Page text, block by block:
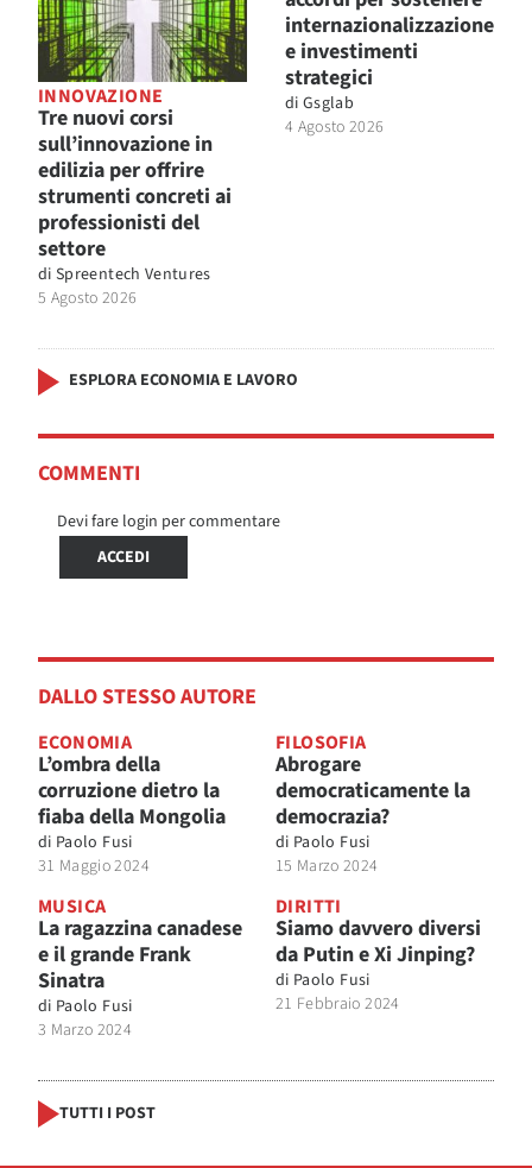
INNOVAZIONE
Tre nuovi corsi
sull’innovazione in
edilizia per offrire
strumenti concreti ai
professionisti del
settore
di Spreentech Ventures
5 Agosto 2026
internazionalizzazione
e investimenti
strategici
di Gsglab
4 Agosto 2026
ESPLORA ECONOMIA E LAVORO
COMMENTI
Devi fare login per commentare
ACCEDI
DALLO STESSO AUTORE
ECONOMIA
L’ombra della
corruzione dietro la
fiaba della Mongolia
di Paolo Fusi
31 Maggio 2024
FILOSOFIA
Abrogare
democraticamente la
democrazia?
di Paolo Fusi
15 Marzo 2024
MUSICA
La ragazzina canadese
e il grande Frank
Sinatra
di Paolo Fusi
3 Marzo 2024
DIRITTI
Siamo davvero diversi
da Putin e Xi Jinping?
di Paolo Fusi
21 Febbraio 2024
TUTTI I POST